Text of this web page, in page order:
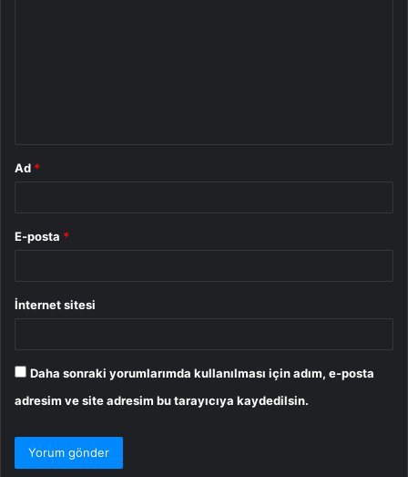
Ad *
E-posta *
İnternet sitesi
Daha sonraki yorumlarımda kullanılması için adım, e-posta
adresim ve site adresim bu tarayıcıya kaydedilsin.